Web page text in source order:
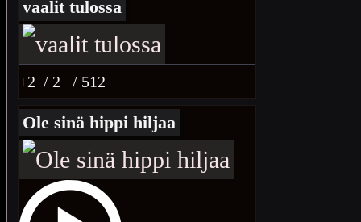
vaalit tulossa
+2 / 2 / 512
Ole sinä hippi hiljaa